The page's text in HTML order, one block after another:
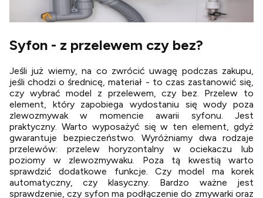
Syfon - z przelewem czy bez?
Jeśli już wiemy, na co zwrócić uwagę podczas zakupu,
jeśli chodzi o średnicę, materiał - to czas zastanowić się,
czy wybrać model z przelewem, czy bez. Przelew to
element, który zapobiega wydostaniu się wody poza
zlewozmywak w momencie awarii syfonu. Jest
praktyczny. Warto wyposażyć się w ten element, gdyż
gwarantuje bezpieczeństwo. Wyróżniamy dwa rodzaje
przelewów: przelew horyzontalny w ociekaczu lub
poziomy w zlewozmywaku. Poza tą kwestią warto
sprawdzić dodatkowe funkcje. Czy model ma korek
automatyczny, czy klasyczny. Bardzo ważne jest
sprawdzenie, czy syfon ma podłączenie do zmywarki oraz